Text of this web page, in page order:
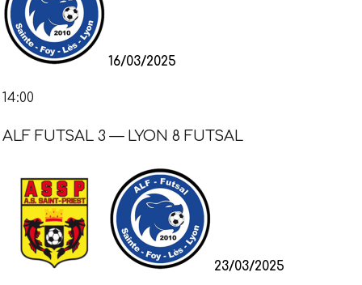
16/03/2025
14:00
ALF FUTSAL 3 — LYON 8 FUTSAL
23/03/2025